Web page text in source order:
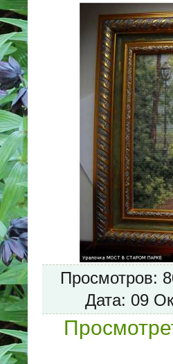
Просмотров:
Дата: 09